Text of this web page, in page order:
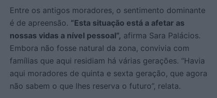
Entre os antigos moradores, o sentimento dominante
é de apreensão. “Esta situação está a afetar as
nossas vidas a nível pessoal”, afirma Sara Palácios.
Embora não fosse natural da zona, convivia com
famílias que aqui residiam há várias gerações. “Havia
aqui moradores de quinta e sexta geração, que agora
não sabem o que lhes reserva o futuro”, relata.